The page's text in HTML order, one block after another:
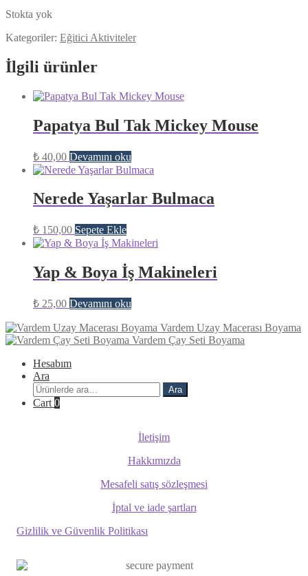
Stokta yok
Kategoriler: Eğitici Aktiviteler
İlgili ürünler
Papatya Bul Tak Mickey Mouse
₺ 40,00 Devamını oku
Nerede Yaşarlar Bulmaca
₺ 150,00 Sepete Ekle
Yap & Boya İş Makineleri
₺ 25,00 Devamını oku
Vardem Uzay Macerası Boyama
Vardem Çay Seti Boyama
Hesabım
Ara
Ara:
Ara
Cart 0
İletişim
Hakkımızda
Mesafeli satış sözleşmesi
İptal ve iade şartları
Gizlilik ve Güvenlik Politikası